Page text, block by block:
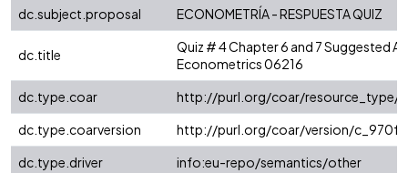
dc.subject.proposal
ECONOMETRÍA - RESPUESTA QUIZ
dc.title
Quiz # 4 Chapter 6 and 7 Suggested
Econometrics 06216
dc.type.coar
http://purl.org/coar/resource_type/
dc.type.coarversion
http://purl.org/coar/version/
dc.type.driver
info:eu-repo/semantics/other